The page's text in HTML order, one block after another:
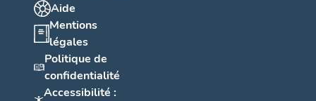
Aide
Mentions
légales
Politique de
confidentialité
Accessibilité :